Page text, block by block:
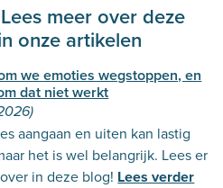
meer over deze
onze artikelen
we emoties wegstoppen, en
dat niet werkt
aangaan en uiten kan lastig
het is wel belangrijk. Lees er
in deze blog! Lees verder